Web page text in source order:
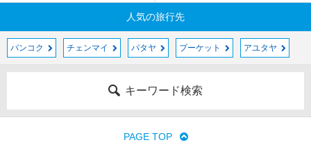
人気の旅行先
バンコク チェンマイ パタヤ プーケット アユタヤ
キーワード検索
PAGE TOP